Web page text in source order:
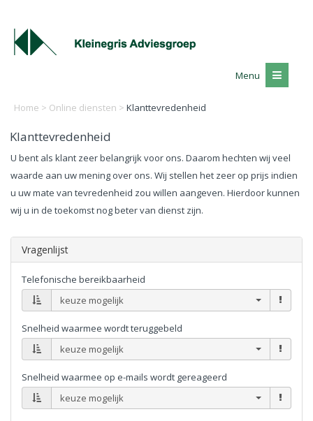
Menu
Home > Online diensten > Klanttevredenheid
Klanttevredenheid